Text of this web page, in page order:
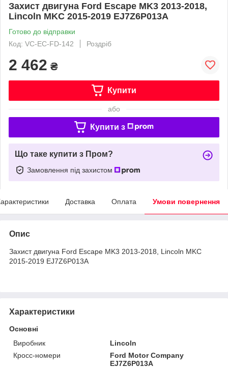
Захист двигуна Ford Escape MK3 2013-2018,
Lincoln MKC 2015-2019 EJ7Z6P013A
Готово до відправки
Код: VC-EC-FD-142
Роздріб
2 462 ₴
Купити
або
Купити з
Що таке купити з Пром?
Замовлення під захистом
Доставка Оплата Умови повернення
Опис
Захист двигуна Ford Escape MK3 2013-2018, Lincoln MKC
2015-2019 EJ7Z6P013A
Характеристики
Основні
Виробник
Lincoln
Кросс-номери
Ford Motor Company
EJ7Z6P013A